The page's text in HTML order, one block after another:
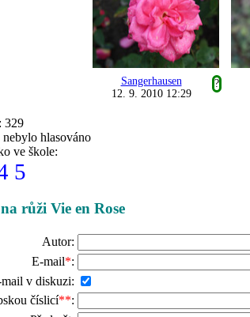
Sangerhausen
?
12. 9. 2010 12:29
329
hlasováno
ve škole:
5
růži Vie en Rose
Autor:
E-mail*:
v diskuzi:
číslicí**: